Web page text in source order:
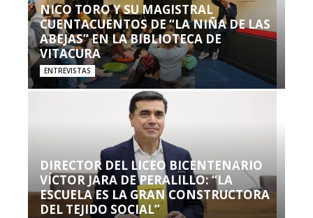
NICO TORO Y SU MAGISTRAL
CUENTACUENTOS DE “LA NIÑA DE LAS
ABEJAS” EN LA BIBLIOTECA DE
VITACURA
ENTREVISTAS
DIRECTOR DEL LICEO BICENTENARIO
VÍCTOR JARA DE PERALILLO: “LA
ESCUELA ES LA GRAN CONSTRUCTORA
DEL TEJIDO SOCIAL”